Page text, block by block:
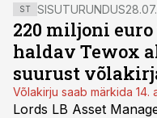
ST SISUTURUNDUS
220 miljoni
haldav Tewox
suurust
Võlakirju saab märkida 14.
Lords LB Asset